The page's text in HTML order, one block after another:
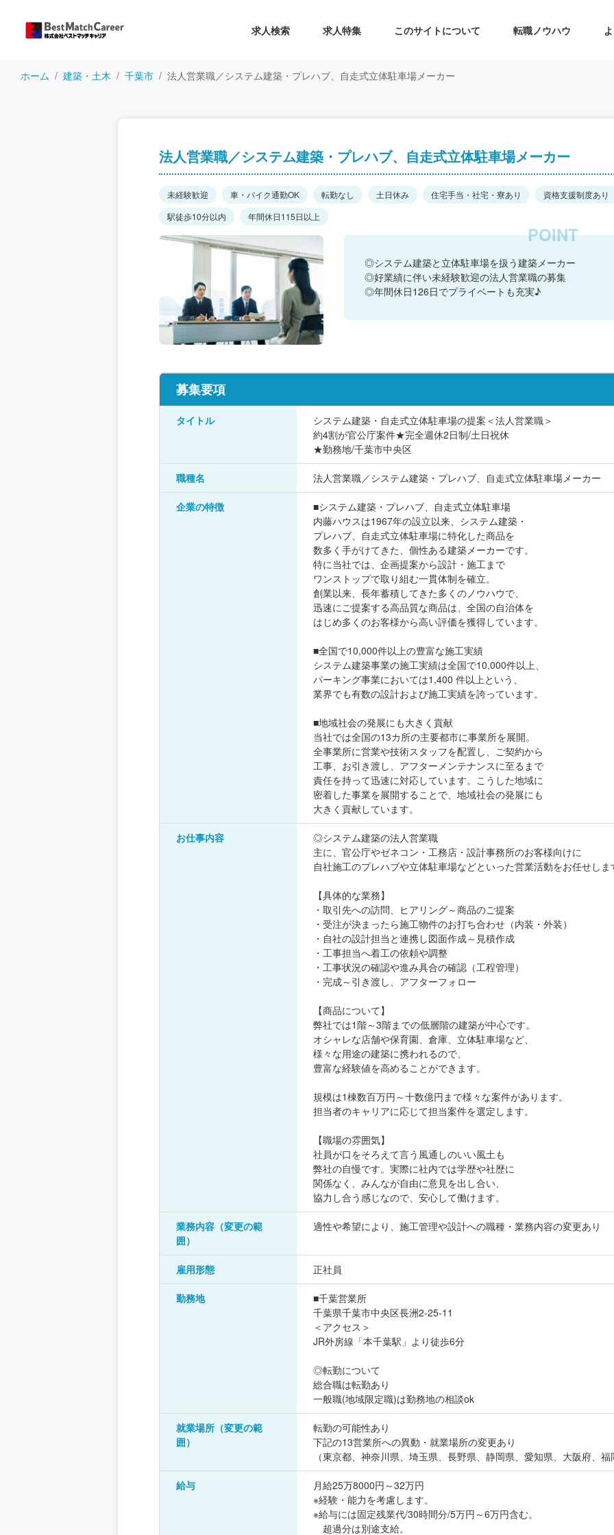
求人検索 求人特集 このサイトについて 転職ノウハウ
ホーム 建築・土木 千葉市 法人営業職／システム建築・プレハブ、自走式立体駐車場メーカー
法人営業職／システム建築・プレハブ、自走式立体駐車場メーカー
未経験歓迎 車・バイク通勤OK 転勤なし 土日休み 住宅手当・社宅・寮あり
資格支援制度あり
駅徒歩10分以内
年間休日115日以上
◎システム建築と立体駐車場を扱う建築メーカー
◎好業績に伴い未経験歓迎の法人営業職の募集
◎年間休日126日でプライベートも充実♪
募集要項
タイトル
システム建築・自走式立体駐車場の提案＜法人営業職＞
約4割が官公庁案件★完全週休2日制/土日祝休
★勤務地/千葉市中央区
職種名 法人営業職／システム建築・プレハブ、自走式立体駐車場メーカー
企業の特徴
■システム建築・プレハブ、自走式立体駐車場
内藤ハウスは1967年の設立以来、システム建築・
プレハブ、自走式立体駐車場に特化した商品を
数多く手がけてきた、個性ある建築メーカーです。
特に当社では、企画提案から設計・施工まで
ワンストップで取り組む一貫体制を確立。
創業以来、長年蓄積してきた多くのノウハウで、
迅速にご提案する高品質な商品は、全国の自治体を
はじめ多くのお客様から高い評価を獲得しています。
■全国で10,000件以上の豊富な施工実績
システム建築事業の施工実績は全国で10,000件以上、
パーキング事業においては1,400 件以上という、
業界でも有数の設計および施工実績を誇っています。
■地域社会の発展にも大きく貢献
当社では全国の13カ所の主要都市に事業所を展開。
全事業所に営業や技術スタッフを配置し、ご契約から
工事、お引き渡し、アフターメンテナンスに至るまで
責任を持って迅速に対応しています。こうした地域に
密着した事業を展開することで、地域社会の発展にも
大きく貢献しています。
お仕事内容
◎システム建築の法人営業職
主に、官公庁やゼネコン・工務店・設計事務所のお客様向けに
自社施工のプレハブや立体駐車場などといった営業活動をお任せしま
【具体的な業務】
・取引先への訪問、ヒアリング～商品のご提案
・受注が決まったら施工物件のお打ち合わせ（内装・外装）
・自社の設計担当と連携し図面作成～見積作成
・工事担当へ着工の依頼や調整
・工事状況の確認や進み具合の確認（工程管理）
・完成～引き渡し、アフターフォロー
【商品について】
弊社では1階～3階までの低層階の建築が中心です。
オシャレな店舗や保育園、倉庫、立体駐車場など、
様々な用途の建築に携われるので、
豊富な経験値を高めることができます。
規模は1棟数百万円～十数億円まで様々な案件があります。
担当者のキャリアに応じて担当案件を選定します。
【職場の雰囲気】
社員が口をそろえて言う風通しのいい風土も
弊社の自慢です。実際に社内では学歴や社歴に
関係なく、みんなが自由に意見を出し合い、
協力し合う感じなので、安心して働けます。
業務内容（変更の範
囲）
適性や希望により、施工管理や設計への職種・業務内容の変更あり
雇用形態 正社員
勤務地
■千葉営業所
千葉県千葉市中央区長洲2-25-11
＜アクセス＞
JR外房線「本千葉駅」より徒歩6分
◎転勤について
総合職は転勤あり
一般職(地域限定職)は勤務地の相談ok
就業場所（変更の範
囲）
転勤の可能性あり
下記の13営業所への異動・就業場所の変更あり
（東京都、神奈川県、埼玉県、長野県、静岡県、愛知県、大阪府、
給与
月給25万8000円～32万円
※経験・能力を考慮します。
※給与には固定残業代/30時間分/5万円～6万円含む。
超過分は別途支給。